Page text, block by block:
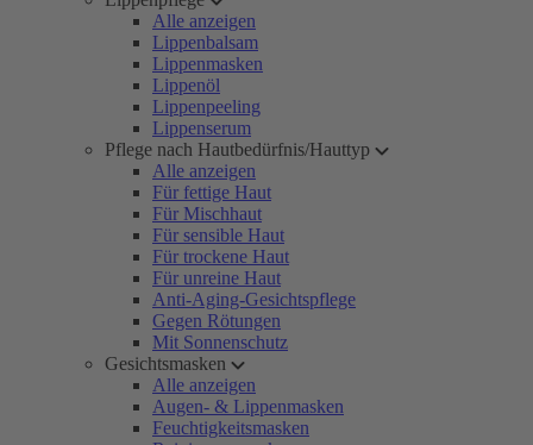
Alle anzeigen
Lippenbalsam
Lippenmasken
Lippenöl
Lippenpeeling
Lippenserum
Pflege nach Hautbedürfnis/Hauttyp
Alle anzeigen
Für fettige Haut
Für Mischhaut
Für sensible Haut
Für trockene Haut
Für unreine Haut
Anti-Aging-Gesichtspflege
Gegen Rötungen
Mit Sonnenschutz
Gesichtsmasken
Alle anzeigen
Augen- & Lippenmasken
Feuchtigkeitsmasken